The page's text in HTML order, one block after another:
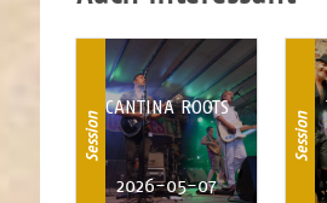
Session
CANTINA ROOTS
2026-05-07
Session